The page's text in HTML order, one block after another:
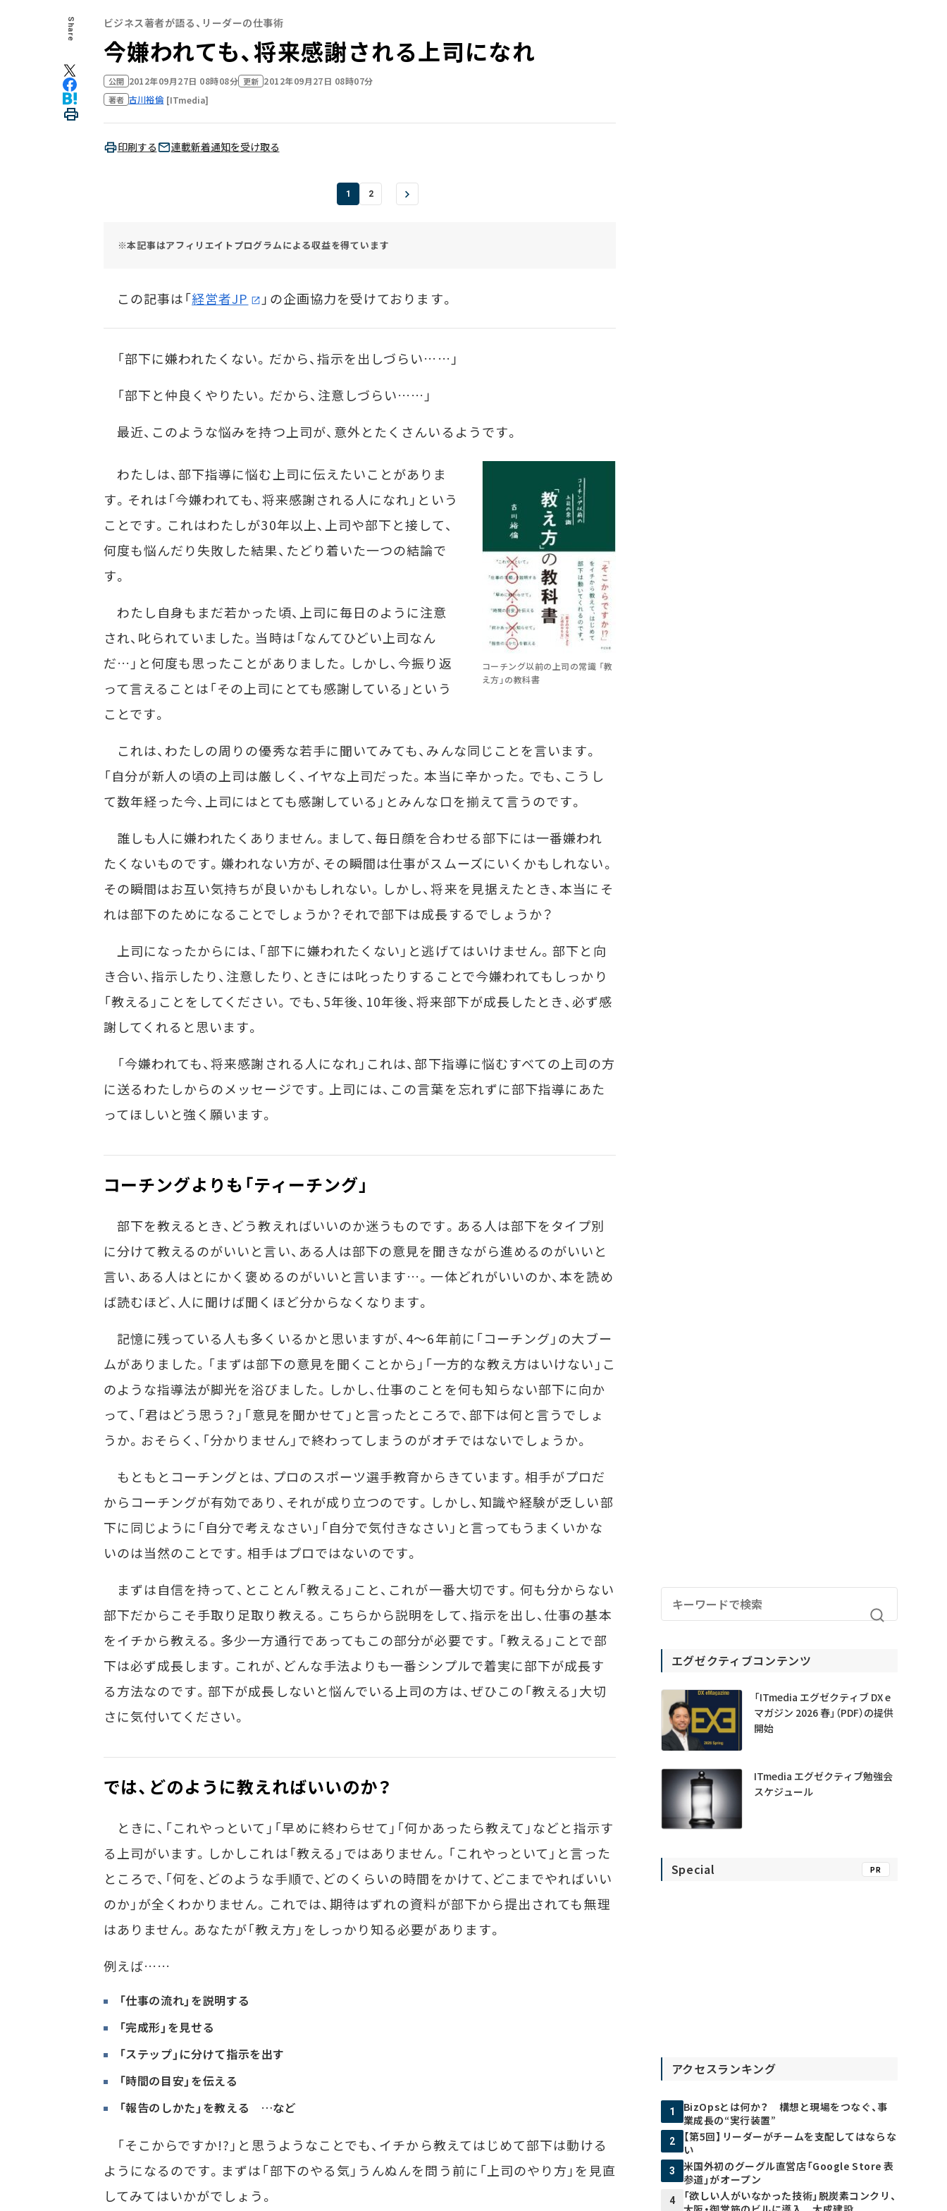
Share ビジネス著者が語る、リーダーの仕事術
今嫌われても、将来感謝される上司になれ
公開 2012年09月27日 08時08分 更新 2012年09月27日 08時07分
著者 古川裕倫 [ITmedia]
印刷する 連載新着通知を受け取る
1 2
※本記事はアフィリエイトプログラムによる収益を得ています
この記事は「経営者JP 」の企画協力を受けております。
「部下に嫌われたくない。だから、指示を出しづらい……」
「部下と仲良くやりたい。だから、注意しづらい……」
最近、このような悩みを持つ上司が、意外とたくさんいるようです。
コーチング以前の上司の常識 「教
え方」の教科書
わたしは、部下指導に悩む上司に伝えたいことがありま
す。それは「今嫌われても、将来感謝される人になれ」という
ことです。これはわたしが30年以上、上司や部下と接して、
何度も悩んだり失敗した結果、たどり着いた一つの結論で
す。
わたし自身もまだ若かった頃、上司に毎日のように注意
され、叱られていました。当時は「なんてひどい上司なん
だ…」と何度も思ったことがありました。しかし、今振り返
って言えることは「その上司にとても感謝している」という
ことです。
これは、わたしの周りの優秀な若手に聞いてみても、みんな同じことを言います。
「自分が新人の頃の上司は厳しく、イヤな上司だった。本当に辛かった。でも、こうし
て数年経った今、上司にはとても感謝している」とみんな口を揃えて言うのです。
誰しも人に嫌われたくありません。まして、毎日顔を合わせる部下には一番嫌われ
たくないものです。嫌われない方が、その瞬間は仕事がスムーズにいくかもしれない。
その瞬間はお互い気持ちが良いかもしれない。しかし、将来を見据えたとき、本当にそ
れは部下のためになることでしょうか？それで部下は成長するでしょうか？
上司になったからには、「部下に嫌われたくない」と逃げてはいけません。部下と向
き合い、指示したり、注意したり、ときには叱ったりすることで今嫌われてもしっかり
「教える」ことをしてください。でも、5年後、10年後、将来部下が成長したとき、必ず感
謝してくれると思います。
「今嫌われても、将来感謝される人になれ」これは、部下指導に悩むすべての上司の方
に送るわたしからのメッセージです。上司には、この言葉を忘れずに部下指導にあた
ってほしいと強く願います。
コーチングよりも「ティーチング」
部下を教えるとき、どう教えればいいのか迷うものです。ある人は部下をタイプ別
に分けて教えるのがいいと言い、ある人は部下の意見を聞きながら進めるのがいいと
言い、ある人はとにかく褒めるのがいいと言います…。一体どれがいいのか、本を読め
ば読むほど、人に聞けば聞くほど分からなくなります。
記憶に残っている人も多くいるかと思いますが、4～6年前に「コーチング」の大ブー
ムがありました。「まずは部下の意見を聞くことから」「一方的な教え方はいけない」こ
のような指導法が脚光を浴びました。しかし、仕事のことを何も知らない部下に向か
って、「君はどう思う？」「意見を聞かせて」と言ったところで、部下は何と言うでしょ
うか。おそらく、「分かりません」で終わってしまうのがオチではないでしょうか。
もともとコーチングとは、プロのスポーツ選手教育からきています。相手がプロだ
からコーチングが有効であり、それが成り立つのです。しかし、知識や経験が乏しい部
下に同じように「自分で考えなさい」「自分で気付きなさい」と言ってもうまくいかな
いのは当然のことです。相手はプロではないのです。
まずは自信を持って、とことん「教える」こと、これが一番大切です。何も分からない
部下だからこそ手取り足取り教える。こちらから説明をして、指示を出し、仕事の基本
をイチから教える。多少一方通行であってもこの部分が必要です。「教える」ことで部
下は必ず成長します。これが、どんな手法よりも一番シンプルで着実に部下が成長す
る方法なのです。部下が成長しないと悩んでいる上司の方は、ぜひこの「教える」大切
さに気付いてください。
では、どのように教えればいいのか？
ときに、「これやっといて」「早めに終わらせて」「何かあったら教えて」などと指示す
る上司がいます。しかしこれは「教える」ではありません。「これやっといて」と言った
ところで、「何を、どのような手順で、どのくらいの時間をかけて、どこまでやればいい
のか」が全くわかりません。これでは、期待はずれの資料が部下から提出されても無理
はありません。あなたが「教え方」をしっかり知る必要があります。
例えば……
「仕事の流れ」を説明する
「完成形」を見せる
「ステップ」に分けて指示を出す
「時間の目安」を伝える
「報告のしかた」を教える …など
「そこからですか!?」と思うようなことでも、イチから教えてはじめて部下は動ける
ようになるのです。まずは「部下のやる気」うんぬんを問う前に「上司のやり方」を見直
してみてはいかがでしょう。
エグゼクティブコンテンツ
「ITmedia エグゼクティブ DX e
マガジン 2026 春」（PDF）の提供
開始
ITmedia エグゼクティブ勉強会
スケジュール
Special PR
アクセスランキング
1
BizOpsとは何か？ 構想と現場をつなぐ、事
業成長の“実行装置”
2
【第5回】リーダーがチームを支配してはならな
い
3
米国外初のグーグル直営店「Google Store 表
参道」がオープン
4
「欲しい人がいなかった技術」脱炭素コンクリ、